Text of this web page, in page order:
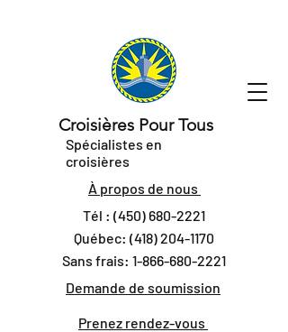
Croisières Pour Tous
Spécialistes en
croisières
À propos de nous
Tél : (450) 680-2221
Québec: (418) 204-1170
Sans frais: 1-866-680-2221
Demande de soumission
Prenez rendez-vous